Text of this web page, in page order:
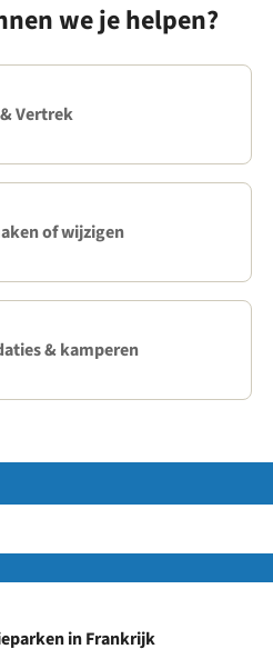
we je helpen?
Vertrek
of wijzigen
& kamperen
in Frankrijk